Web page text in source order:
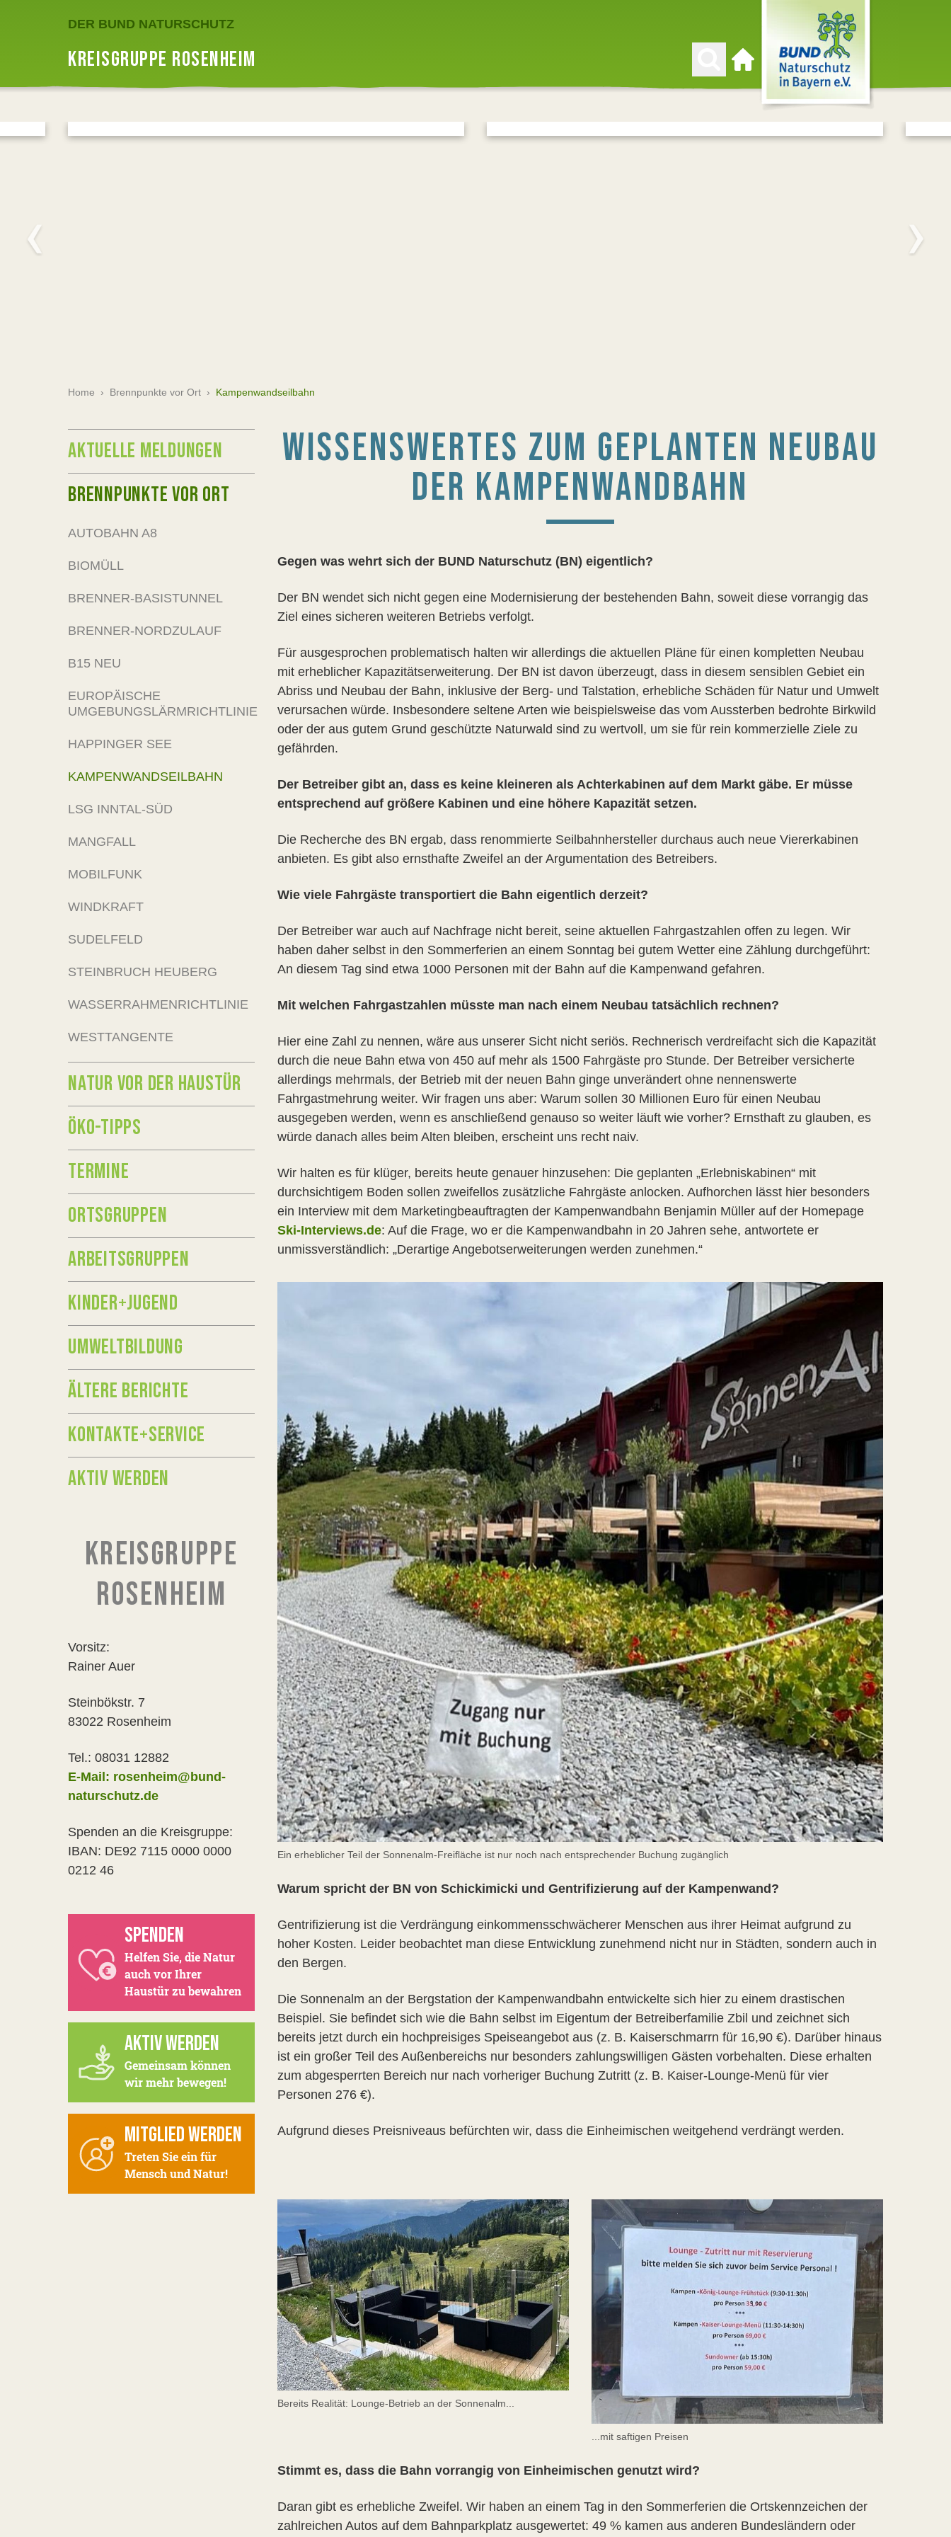
DER BUND NATURSCHUTZ
KREISGRUPPE ROSENHEIM
Zur Startseite
Home › Brennpunkte vor Ort › Kampenwandseilbahn
WISSENSWERTES ZUM GEPLANTEN NEUBAU
DER KAMPENWANDBAHN
Gegen was wehrt sich der BUND Naturschutz (BN) eigentlich?
Der BN wendet sich nicht gegen eine Modernisierung der bestehenden Bahn, soweit diese vorrangig das
Ziel eines sicheren weiteren Betriebs verfolgt.
Für ausgesprochen problematisch halten wir allerdings die aktuellen Pläne für einen kompletten Neubau
mit erheblicher Kapazitätserweiterung. Der BN ist davon überzeugt, dass in diesem sensiblen Gebiet ein
Abriss und Neubau der Bahn, inklusive der Berg- und Talstation, erhebliche Schäden für Natur und Umwelt
verursachen würde. Insbesondere seltene Arten wie beispielsweise das vom Aussterben bedrohte Birkwild
oder der aus gutem Grund geschützte Naturwald sind zu wertvoll, um sie für rein kommerzielle Ziele zu
gefährden.
Der Betreiber gibt an, dass es keine kleineren als Achterkabinen auf dem Markt gäbe. Er müsse
entsprechend auf größere Kabinen und eine höhere Kapazität setzen.
Die Recherche des BN ergab, dass renommierte Seilbahnhersteller durchaus auch neue Viererkabinen
anbieten. Es gibt also ernsthafte Zweifel an der Argumentation des Betreibers.
Wie viele Fahrgäste transportiert die Bahn eigentlich derzeit?
Der Betreiber war auch auf Nachfrage nicht bereit, seine aktuellen Fahrgastzahlen offen zu legen. Wir
haben daher selbst in den Sommerferien an einem Sonntag bei gutem Wetter eine Zählung durchgeführt:
An diesem Tag sind etwa 1000 Personen mit der Bahn auf die Kampenwand gefahren.
Mit welchen Fahrgastzahlen müsste man nach einem Neubau tatsächlich rechnen?
Hier eine Zahl zu nennen, wäre aus unserer Sicht nicht seriös. Rechnerisch verdreifacht sich die Kapazität
durch die neue Bahn etwa von 450 auf mehr als 1500 Fahrgäste pro Stunde. Der Betreiber versicherte
allerdings mehrmals, der Betrieb mit der neuen Bahn ginge unverändert ohne nennenswerte
Fahrgastmehrung weiter. Wir fragen uns aber: Warum sollen 30 Millionen Euro für einen Neubau
ausgegeben werden, wenn es anschließend genauso so weiter läuft wie vorher? Ernsthaft zu glauben, es
würde danach alles beim Alten bleiben, erscheint uns recht naiv.
Wir halten es für klüger, bereits heute genauer hinzusehen: Die geplanten „Erlebniskabinen“ mit
durchsichtigem Boden sollen zweifellos zusätzliche Fahrgäste anlocken. Aufhorchen lässt hier besonders
ein Interview mit dem Marketingbeauftragten der Kampenwandbahn Benjamin Müller auf der Homepage
Ski-Interviews.de: Auf die Frage, wo er die Kampenwandbahn in 20 Jahren sehe, antwortete er
unmissverständlich: „Derartige Angebotserweiterungen werden zunehmen.“
Ein erheblicher Teil der Sonnenalm-Freifläche ist nur noch nach entsprechender Buchung zugänglich
Warum spricht der BN von Schickimicki und Gentrifizierung auf der Kampenwand?
Gentrifizierung ist die Verdrängung einkommensschwächerer Menschen aus ihrer Heimat aufgrund zu
hoher Kosten. Leider beobachtet man diese Entwicklung zunehmend nicht nur in Städten, sondern auch in
den Bergen.
Die Sonnenalm an der Bergstation der Kampenwandbahn entwickelte sich hier zu einem drastischen
Beispiel. Sie befindet sich wie die Bahn selbst im Eigentum der Betreiberfamilie Zbil und zeichnet sich
bereits jetzt durch ein hochpreisiges Speiseangebot aus (z. B. Kaiserschmarrn für 16,90 €). Darüber hinaus
ist ein großer Teil des Außenbereichs nur besonders zahlungswilligen Gästen vorbehalten. Diese erhalten
zum abgesperrten Bereich nur nach vorheriger Buchung Zutritt (z. B. Kaiser-Lounge-Menü für vier
Personen 276 €).
Aufgrund dieses Preisniveaus befürchten wir, dass die Einheimischen weitgehend verdrängt werden.
Bereits Realität: Lounge-Betrieb an der Sonnenalm...
...mit saftigen Preisen
Stimmt es, dass die Bahn vorrangig von Einheimischen genutzt wird?
Daran gibt es erhebliche Zweifel. Wir haben an einem Tag in den Sommerferien die Ortskennzeichen der
zahlreichen Autos auf dem Bahnparkplatz ausgewertet: 49 % kamen aus anderen Bundesländern oder
AKTUELLE MELDUNGEN
BRENNPUNKTE VOR ORT
AUTOBAHN A8
BIOMÜLL
BRENNER-BASISTUNNEL
BRENNER-NORDZULAUF
B15 NEU
EUROPÄISCHE
UMGEBUNGSLÄRMRICHTLINIE
HAPPINGER SEE
KAMPENWANDSEILBAHN
LSG INNTAL-SÜD
MANGFALL
MOBILFUNK
WINDKRAFT
SUDELFELD
STEINBRUCH HEUBERG
WASSERRAHMENRICHTLINIE
WESTTANGENTE
NATUR VOR DER HAUSTÜR
ÖKO-TIPPS
TERMINE
ORTSGRUPPEN
ARBEITSGRUPPEN
KINDER+JUGEND
UMWELTBILDUNG
ÄLTERE BERICHTE
KONTAKTE+SERVICE
AKTIV WERDEN
KREISGRUPPE
ROSENHEIM
Vorsitz:
Rainer Auer
Steinbökstr. 7
83022 Rosenheim
Tel.: 08031 12882
E-Mail: rosenheim@bund-
naturschutz.de
Spenden an die Kreisgruppe:
IBAN: DE92 7115 0000 0000
0212 46
SPENDEN
Helfen Sie, die Natur
auch vor Ihrer
Haustür zu bewahren
AKTIV WERDEN
Gemeinsam können
wir mehr bewegen!
MITGLIED WERDEN
Treten Sie ein für
Mensch und Natur!